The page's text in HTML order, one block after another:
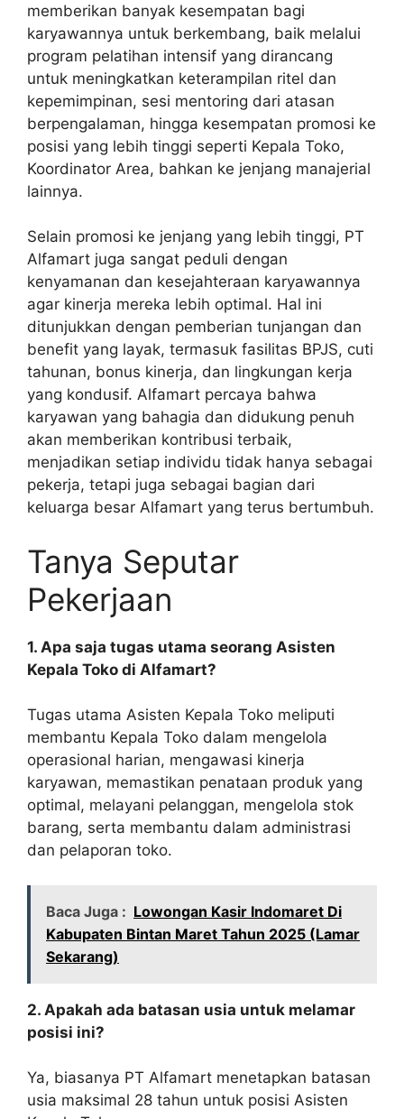
memberikan banyak kesempatan bagi
karyawannya untuk berkembang, baik melalui
program pelatihan intensif yang dirancang
untuk meningkatkan keterampilan ritel dan
kepemimpinan, sesi mentoring dari atasan
berpengalaman, hingga kesempatan promosi ke
posisi yang lebih tinggi seperti Kepala Toko,
Koordinator Area, bahkan ke jenjang manajerial
lainnya.
Selain promosi ke jenjang yang lebih tinggi, PT
Alfamart juga sangat peduli dengan
kenyamanan dan kesejahteraan karyawannya
agar kinerja mereka lebih optimal. Hal ini
ditunjukkan dengan pemberian tunjangan dan
benefit yang layak, termasuk fasilitas BPJS, cuti
tahunan, bonus kinerja, dan lingkungan kerja
yang kondusif. Alfamart percaya bahwa
karyawan yang bahagia dan didukung penuh
akan memberikan kontribusi terbaik,
menjadikan setiap individu tidak hanya sebagai
pekerja, tetapi juga sebagai bagian dari
keluarga besar Alfamart yang terus bertumbuh.
Tanya Seputar
Pekerjaan
1. Apa saja tugas utama seorang Asisten
Kepala Toko di Alfamart?
Tugas utama Asisten Kepala Toko meliputi
membantu Kepala Toko dalam mengelola
operasional harian, mengawasi kinerja
karyawan, memastikan penataan produk yang
optimal, melayani pelanggan, mengelola stok
barang, serta membantu dalam administrasi
dan pelaporan toko.
Baca Juga : Lowongan Kasir Indomaret Di
Kabupaten Bintan Maret Tahun 2025 (Lamar
Sekarang)
2. Apakah ada batasan usia untuk melamar
posisi ini?
Ya, biasanya PT Alfamart menetapkan batasan
usia maksimal 28 tahun untuk posisi Asisten